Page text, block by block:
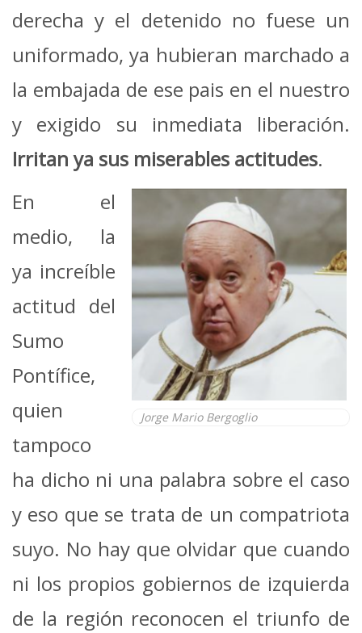
derecha y el detenido no fuese un
uniformado, ya hubieran marchado a
la embajada de ese pais en el nuestro
y exigido su inmediata liberación.
Irritan ya sus miserables actitudes.
Jorge Mario Bergoglio
En el
medio, la
ya increíble
actitud del
Sumo
Pontífice,
quien
tampoco
ha dicho ni una palabra sobre el caso
y eso que se trata de un compatriota
suyo. No hay que olvidar que cuando
ni los propios gobiernos de izquierda
de la región reconocen el triunfo de